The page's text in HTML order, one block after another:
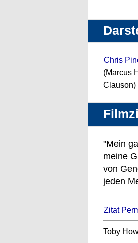
Chris
(Marcus
Clauson)
"Mein
meine
von
jeden
Zitat
Toby